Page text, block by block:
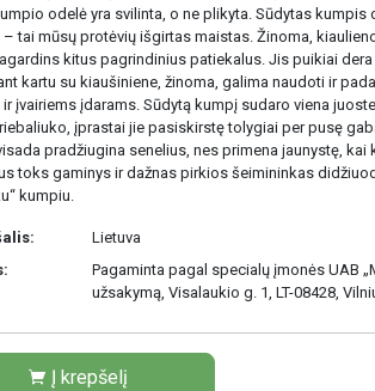
odelė yra svilinta, o ne plikyta. Sūdytas kumpis
– tai mūsų protėvių išgirtas maistas. Žinoma,
kitus pagrindinius patiekalus. Jis puikiai
kartu su kiaušiniene, žinoma, galima naudoti ir
įvairiems įdarams. Sūdytą kumpį sudaro viena
įprastai jie pasiskirstę tolygiai per pusę
pradžiugina senelius, nes primena jaunystę, kai
toks gaminys ir dažnas pirkios šeimininkas
kumpiu.
Lietuva
Pagaminta pagal specialų įmonės UAB
užsakymą, Visalaukio g. 1, LT-08428,
Į krepšelį